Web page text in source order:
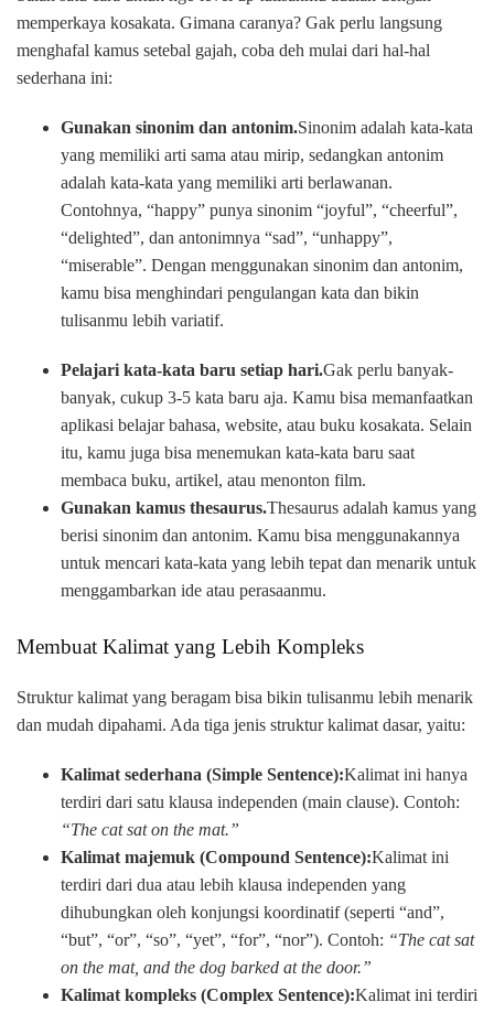
memperkaya kosakata. Gimana caranya? Gak perlu langsung
menghafal kamus setebal gajah, coba deh mulai dari hal-hal
sederhana ini:
Gunakan sinonim dan antonim.Sinonim adalah kata-kata
yang memiliki arti sama atau mirip, sedangkan antonim
adalah kata-kata yang memiliki arti berlawanan.
Contohnya, “happy” punya sinonim “joyful”, “cheerful”,
“delighted”, dan antonimnya “sad”, “unhappy”,
“miserable”. Dengan menggunakan sinonim dan antonim,
kamu bisa menghindari pengulangan kata dan bikin
tulisanmu lebih variatif.
Pelajari kata-kata baru setiap hari.Gak perlu banyak-
banyak, cukup 3-5 kata baru aja. Kamu bisa memanfaatkan
aplikasi belajar bahasa, website, atau buku kosakata. Selain
itu, kamu juga bisa menemukan kata-kata baru saat
membaca buku, artikel, atau menonton film.
Gunakan kamus thesaurus.Thesaurus adalah kamus yang
berisi sinonim dan antonim. Kamu bisa menggunakannya
untuk mencari kata-kata yang lebih tepat dan menarik untuk
menggambarkan ide atau perasaanmu.
Membuat Kalimat yang Lebih Kompleks
Struktur kalimat yang beragam bisa bikin tulisanmu lebih menarik
dan mudah dipahami. Ada tiga jenis struktur kalimat dasar, yaitu:
Kalimat sederhana (Simple Sentence):Kalimat ini hanya
terdiri dari satu klausa independen (main clause). Contoh:
“The cat sat on the mat.”
Kalimat majemuk (Compound Sentence):Kalimat ini
terdiri dari dua atau lebih klausa independen yang
dihubungkan oleh konjungsi koordinatif (seperti “and”,
“but”, “or”, “so”, “yet”, “for”, “nor”). Contoh: “The cat sat
on the mat, and the dog barked at the door.”
Kalimat kompleks (Complex Sentence):Kalimat ini terdiri